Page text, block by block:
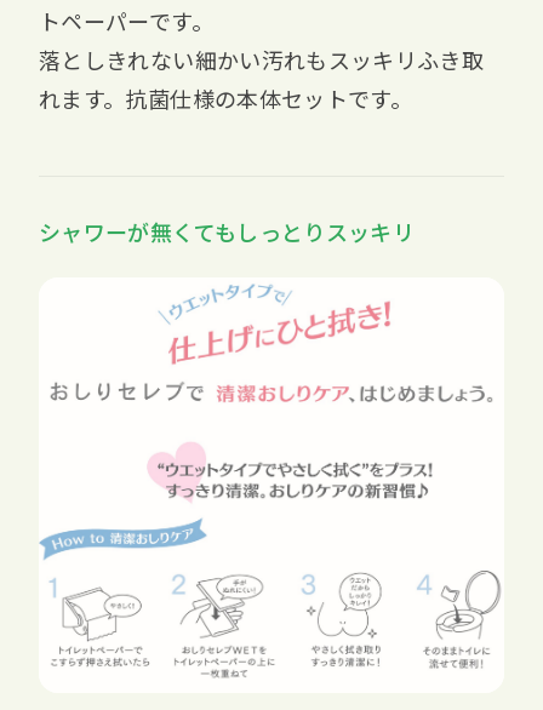
トペーパーです。
落としきれない細かい汚れもスッキリふき取
れます。抗菌仕様の本体セットです。
シャワーが無くてもしっとりスッキリ